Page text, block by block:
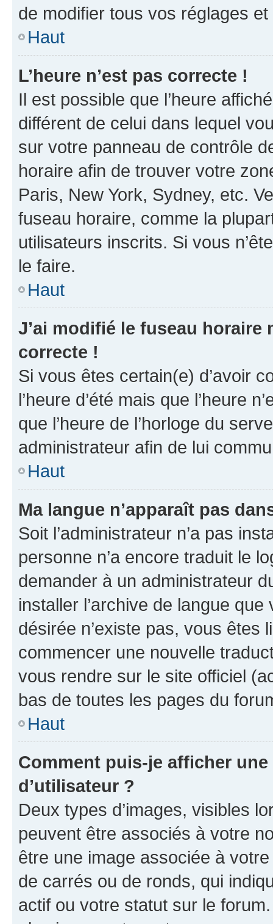
de modifier tous vos réglages
Haut
L’heure n’est pas correcte !
Il est possible que l’heure
différent de celui dans lequel
sur votre panneau de contrôle
horaire afin de trouver votre
Paris, New York, Sydney, etc.
fuseau horaire, comme la
utilisateurs inscrits. Si vous
le faire.
Haut
J’ai modifié le fuseau horaire
correcte !
Si vous êtes certain(e) d’avoir
l’heure d’été mais que l’heure
que l’heure de l’horloge du
administrateur afin de lui
Haut
Ma langue n’apparaît pas
Soit l’administrateur n’a pas
personne n’a encore traduit le
demander à un administrateur
installer l’archive de langue
désirée n’existe pas, vous êtes
commencer une nouvelle
vous rendre sur le site officiel
bas de toutes les pages du
Haut
Comment puis-je afficher
d’utilisateur ?
Deux types d’images, visibles
peuvent être associés à votre
être une image associée à
de carrés ou de ronds, qui
actif ou votre statut sur le